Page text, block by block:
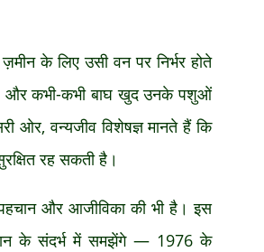
के लिए उसी वन पर निर्भर होते
और कभी-कभी बाघ खुद उनके पशुओं
ओर, वन्यजीव विशेषज्ञ मानते हैं कि
रह सकती है।
पहचान और आजीविका की भी है। इस
के संदर्भ में समझेंगे — 1976 के